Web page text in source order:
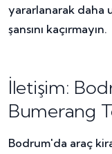
yararlanarak daha
şansını kaçırmayın.
İletişim:
Bumerang
Bodrum'da araç